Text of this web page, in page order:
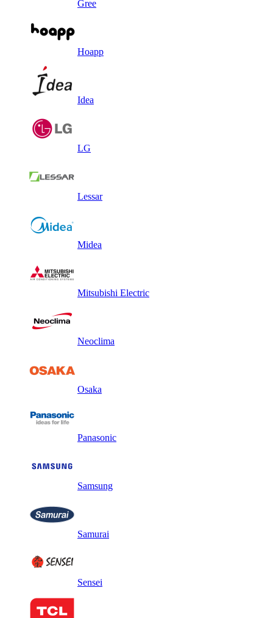
Gree
Hoapp
Idea
LG
Lessar
Midea
Mitsubishi Electric
Neoclima
Osaka
Panasonic
Samsung
Samurai
Sensei